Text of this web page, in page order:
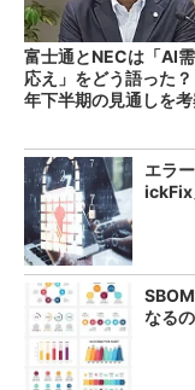
富士通とNECは「AI
応え」をどう語った
年下半期の見通しを
エラ
ickFix
なる